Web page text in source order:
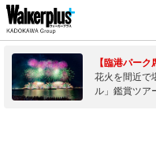
【臨港パーク
花火を間近で
ル」鑑賞ツア